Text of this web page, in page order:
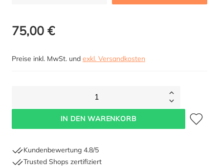
75,00 €
Preise inkl. MwSt. und exkl. Versandkosten
1
IN DEN WARENKORB
Zum
Kundenbewertung 4.8/5
Trusted Shops zertifiziert